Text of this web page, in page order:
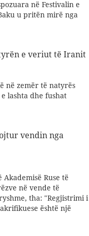
në Festivalin e
u pritën mirë nga
e veriut të Iranit
në zemër të natyrës
lashta dhe fushat
vendin nga
Ruse të
në vende të
tha: "Regjistrimi i
është një